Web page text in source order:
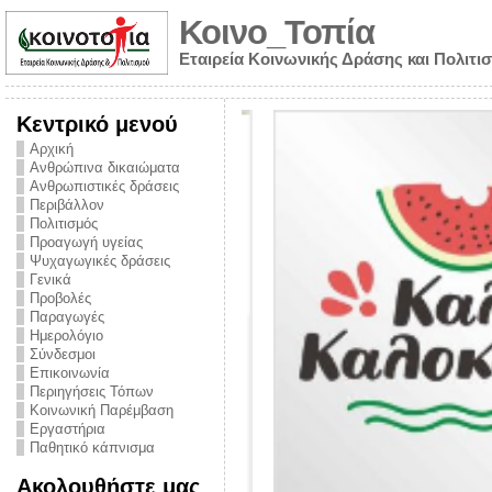
Κοινο_Τοπία
Εταιρεία Κοινωνικής Δράσης και
Κεντρικό μενού
Αρχική
Ανθρώπινα δικαιώματα
Ανθρωπιστικές δράσεις
Περιβάλλον
Πολιτισμός
Προαγωγή υγείας
Ψυχαγωγικές δράσεις
Γενικά
Προβολές
Παραγωγές
Ημερολόγιο
Σύνδεσμοι
Επικοινωνία
Περιηγήσεις Τόπων
Κοινωνική Παρέμβαση
Εργαστήρια
Παθητικό κάπνισμα
Ακολουθήστε μας
από την
την ημέρα
και
στο